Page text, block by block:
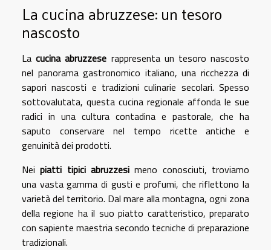
La cucina abruzzese: un tesoro
nascosto
Lacucina abruzzese rappresenta un tesoro nascosto
nel panorama gastronomico italiano, una ricchezza di
sapori nascosti e tradizioni culinarie secolari. Spesso
sottovalutata, questa cucina regionale affonda le sue
radici in una cultura contadina e pastorale, che ha
saputo conservare nel tempo ricette antiche e
genuinità dei prodotti.
Neipiatti tipici abruzzesi meno conosciuti, troviamo
una vasta gamma di gusti e profumi, che riflettono la
varietà del territorio. Dal mare alla montagna, ogni zona
della regione ha il suo piatto caratteristico, preparato
con sapiente maestria secondo tecniche di preparazione
tradizionali.